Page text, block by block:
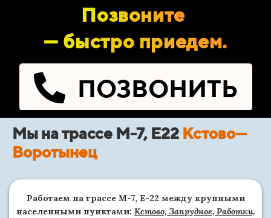
Позвоните
— быстро приедем.
ПОЗВОНИТЬ
Мы на трассе М-7, Е22 Кстово—
Воротынец
Работаем на трассе М-7, Е-22 между крупными
населенными пунктами: Кстово, Запрудное, Работки,